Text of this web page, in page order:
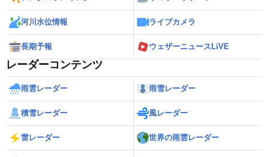
河川水位情報 ライブカメラ
長期予報 ウェザーニュースLiVE
レーダーコンテンツ
雨雲レーダー 雨雪レーダー
積雪レーダー 風レーダー
雷レーダー 世界の雨雲レーダー